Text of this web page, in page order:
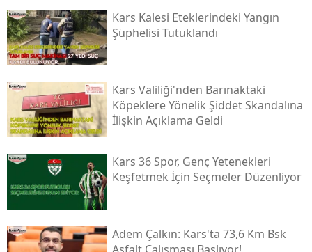
Kars Kalesi Eteklerindeki Yangın
Şüphelisi Tutuklandı
Kars Valiliği'nden Barınaktaki
Köpeklere Yönelik Şiddet Skandalına
İlişkin Açıklama Geldi
Kars 36 Spor, Genç Yetenekleri
Keşfetmek İçin Seçmeler Düzenliyor
Adem Çalkın: Kars'ta 73,6 Km Bsk